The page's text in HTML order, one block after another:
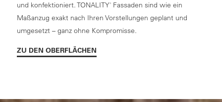
und konfektioniert. TONALITY®Fassaden sind wie ein
Maßanzug exakt nach Ihren Vorstellungen geplant und
umgesetzt – ganz ohne Kompromisse.
ZU DEN OBERFLÄCHEN